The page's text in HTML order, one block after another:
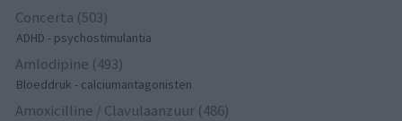
Concerta (503)
ADHD - psychostimulantia
Amlodipine (493)
Bloeddruk - calciumantagonisten
Amoxicilline / Clavulaanzuur (486)